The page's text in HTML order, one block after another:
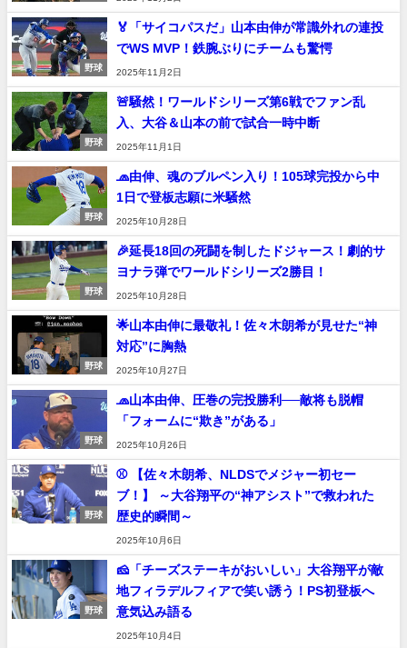
野球
🏅「サイコパスだ」山本由伸が常識外れの連投
でWS MVP！鉄腕ぶりにチームも驚愕
2025年11月2日
野球
🚨騒然！ワールドシリーズ第6戦でファン乱
入、大谷＆山本の前で試合一時中断
2025年11月1日
野球
🧢由伸、魂のブルペン入り！105球完投から中
1日で登板志願に米騒然
2025年10月28日
野球
🎉延長18回の死闘を制したドジャース！劇的サ
ヨナラ弾でワールドシリーズ2勝目！
2025年10月28日
野球
🌟山本由伸に最敬礼！佐々木朗希が見せた“神
対応”に胸熱
2025年10月27日
野球
🧢山本由伸、圧巻の完投勝利──敵将も脱帽
「フォームに“欺き”がある」
2025年10月26日
野球
⚾ 【佐々木朗希、NLDSでメジャー初セー
ブ！】 ～大谷翔平の“神アシスト”で救われた
歴史的瞬間～
2025年10月6日
野球
🧀「チーズステーキがおいしい」大谷翔平が敵
地フィラデルフィアで笑い誘う！PS初登板へ
意気込み語る
2025年10月4日